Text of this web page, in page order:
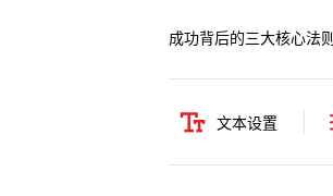
成功背后的三大核心法则
文本设置